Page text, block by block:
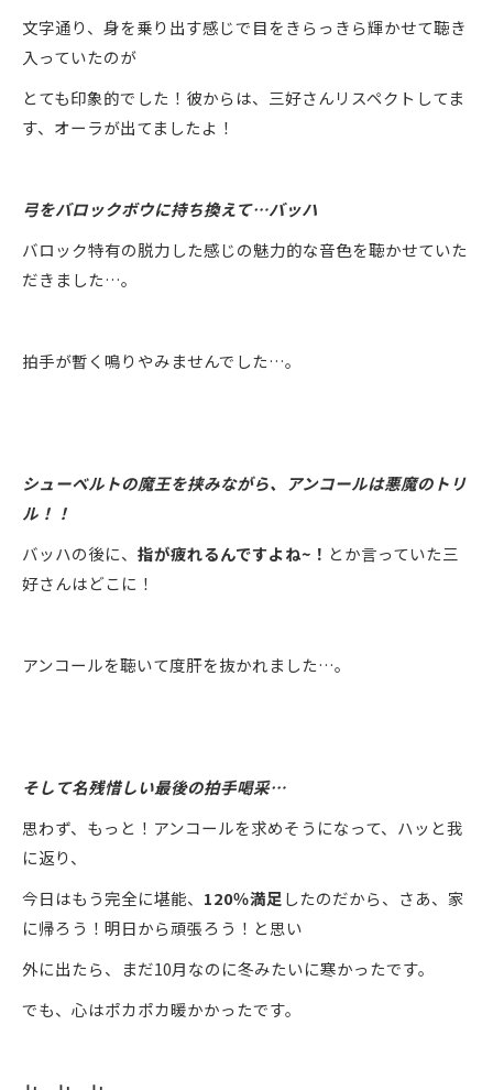
文字通り、身を乗り出す感じで目をきらっきら輝かせて聴き
入っていたのが
とても印象的でした！彼からは、三好さんリスペクトしてま
す、オーラが出てましたよ！
弓をバロックボウに持ち換えて…バッハ
バロック特有の脱力した感じの魅力的な音色を聴かせていた
だきました…。
拍手が暫く鳴りやみませんでした…。
シューベルトの魔王を挟みながら、アンコールは悪魔のトリ
ル！！
バッハの後に、 指が疲れるんですよね~！ とか言っていた三
好さんはどこに！
アンコールを聴いて度肝を抜かれました…。
そして名残惜しい最後の拍手喝采…
思わず、もっと！アンコールを求めそうになって、ハッと我
に返り、
今日はもう完全に堪能、 120％満足 したのだから、さあ、家
に帰ろう！明日から頑張ろう！と思い
外に出たら、まだ10月なのに冬みたいに寒かったです。
でも、心はポカポカ暖かかったです。